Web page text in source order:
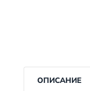
ОПИСАНИЕ